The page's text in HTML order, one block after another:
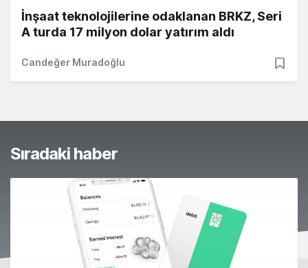
İnşaat teknolojilerine odaklanan BRKZ, Seri
A turda 17 milyon dolar yatırım aldı
Candeğer Muradoğlu
Sıradaki haber